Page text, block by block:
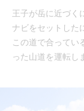
王子が岳に近づく
ナビをセットした
この道で合ってい
った山道を運転し